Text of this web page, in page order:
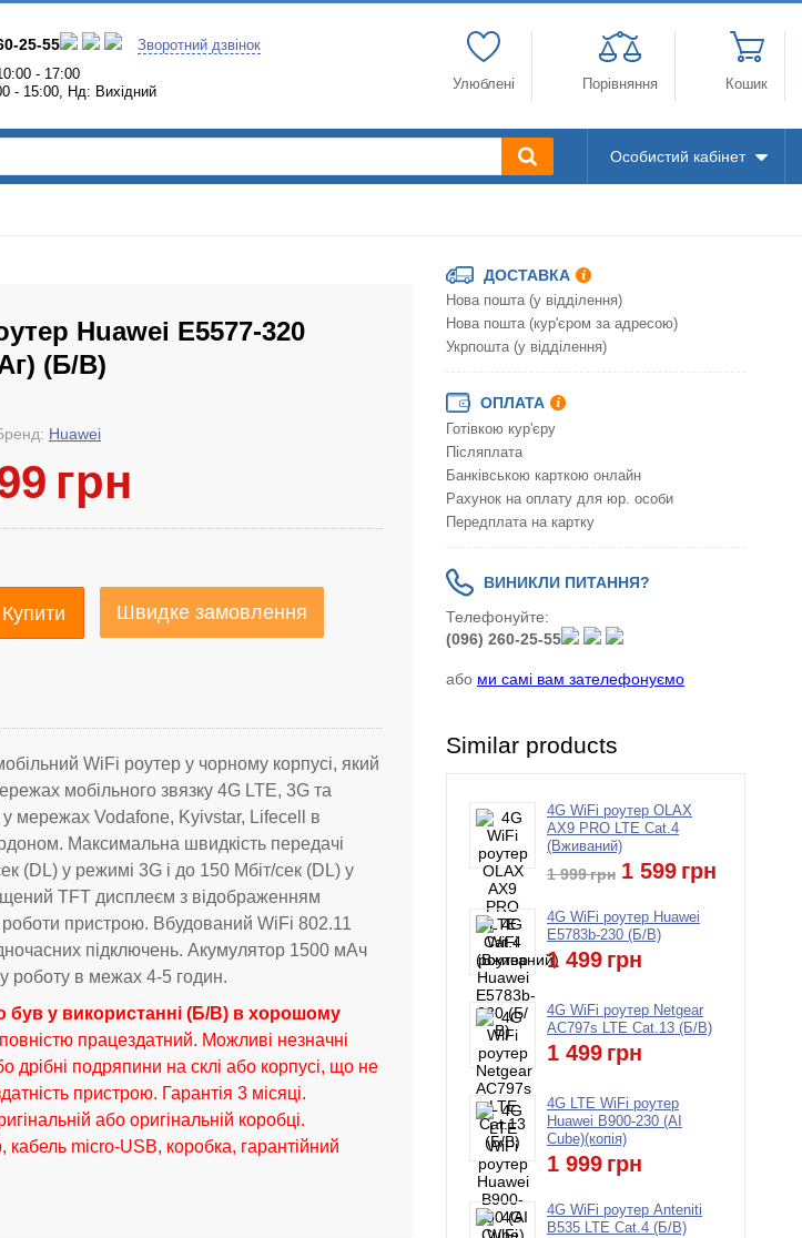
25-55
Зворотний дзвінок
- 17:00
- 15:00, Нд: Вихідний
Улюблені Порівняння Кошик
Особистий кабінет
Huawei E5577-320
(Б/В)
Huawei
грн
Купити Швидке замовлення
WiFi роутер у чорному корпусі, який
мобільного звязку 4G LTE, 3G та
мережах Vodafone, Kyivstar, Lifecell в
Максимальна швидкість передачі
(DL) у режимі 3G і до 150 Мбіт/сек (DL) у
TFT дисплеєм з відображенням
роботи пристрою. Вбудований WiFi 802.11
підключень. Акумулятор 1500 мАч
роботу в межах 4-5 годин.
у використанні (Б/В) в хорошому
працездатний. Можливі незначні
дрібні подряпини на склі або корпусі, що не
пристрою. Гарантія 3 місяці.
або оригінальній коробці.
кабель micro-USB, коробка, гарантійний
ДОСТАВКА
Нова пошта (у відділення)
Нова пошта (кур'єром за адресою)
Укрпошта (у відділення)
ОПЛАТА
Готівкою кур'єру
Післяплата
Банківською карткою онлайн
Рахунок на оплату для юр. особи
Передплата на картку
ВИНИКЛИ ПИТАННЯ?
Телефонуйте:
(096) 260-25-55
або ми самі вам зателефонуємо
Similar products
4G WiFi роутер OLAX
AX9 PRO LTE Cat.4
(Вживаний)
1 999грн 1 599 грн
4G WiFi роутер Huawei
E5783b-230 (Б/В)
1 499 грн
4G WiFi роутер Netgear
AC797s LTE Cat.13 (Б/В)
1 499 грн
4G LTE WiFi роутер
Huawei B900-230 (AI
Cube)(копія)
1 999 грн
4G WiFi роутер Anteniti
B535 LTE Cat.4 (Б/В)